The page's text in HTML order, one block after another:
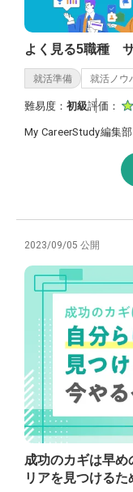
よく見る5職種
就活準備 就活ノウ
難易度： 初級評価：
My CareerStudy編集部
2023/09/05 公開
成功のカギは早め
リアを見つける